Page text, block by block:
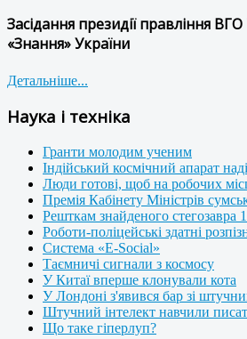
Засідання президії правління
«Знання» України
Детальніше...
Наука і техніка
Гранти молодим ученим
Індійський космічний апарат
Люди готові, щоб на робочих
Премія Кабінету Міністрів
Решткам знайденого стегозавра
Роботи-поліцейські здатні
Система «E-Social»
Таємничі сигнали з космосу
У Китаї вперше клонували кота
У Лондоні з'явився бар зі
Штучний інтелект навчили
Що таке гіперлуп?